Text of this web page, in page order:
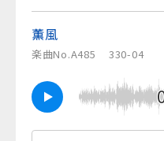
薫風
楽曲No.A485 330-04